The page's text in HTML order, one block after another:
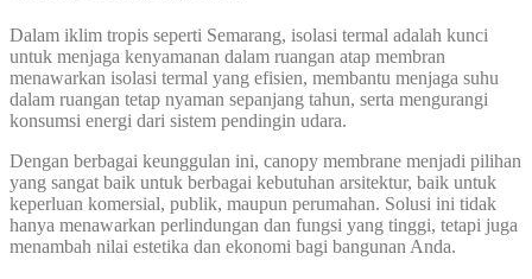
Dalam iklim tropis seperti Semarang, isolasi termal adalah kunci
untuk menjaga kenyamanan dalam ruangan atap membran
menawarkan isolasi termal yang efisien, membantu menjaga suhu
dalam ruangan tetap nyaman sepanjang tahun, serta mengurangi
konsumsi energi dari sistem pendingin udara.
Dengan berbagai keunggulan ini, canopy membrane menjadi pilihan
yang sangat baik untuk berbagai kebutuhan arsitektur, baik untuk
keperluan komersial, publik, maupun perumahan. Solusi ini tidak
hanya menawarkan perlindungan dan fungsi yang tinggi, tetapi juga
menambah nilai estetika dan ekonomi bagi bangunan Anda.